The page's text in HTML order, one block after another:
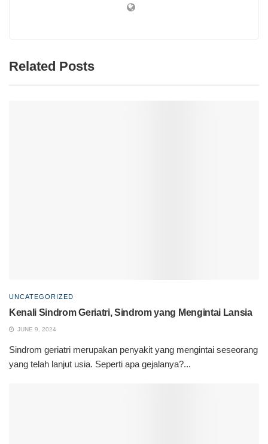
Related Posts
UNCATEGORIZED
Kenali Sindrom Geriatri, Sindrom yang Mengintai Lansia
JUNE 9, 2024
Sindrom geriatri merupakan penyakit yang mengintai seseorang
yang telah lanjut usia. Seperti apa gejalanya?...